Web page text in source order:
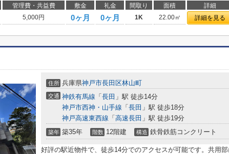
管理費・共益費 敷金 礼金 間取り 面積 詳細
5,000円 0ヶ月 0ヶ月 1K 22.00㎡ 詳細を見る
住所 兵庫県神戸市長田区林山町
交通 神鉄有馬線 「 長田 」駅 徒歩14分
神戸市西神・山手線 「 長田 」駅 徒歩18分
神戸高速東西線 「 高速長田 」駅 徒歩19分
築年 築35年 階数 12階建 構造 鉄骨鉄筋コンクリート
好評の駅近物件で、徒歩14分でのアクセスが可能です。共用